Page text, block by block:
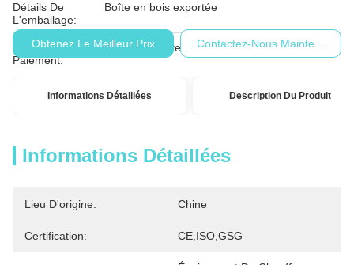
Détails De
L'emballage:
Boîte en bois exportée
Conditions De
Paiement:
T/T, D/P, Western Union, MoneyGram
Obtenez Le Meilleur Prix Contactez-Nous Maintenant
Informations Détaillées Description Du Produit
Informations Détaillées
Lieu D'origine: Chine
Certification: CE,ISO,GSG